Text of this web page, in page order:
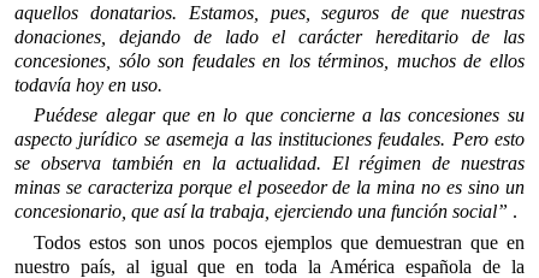
aquellos donatarios. Estamos, pues, seguros de que nuestras
donaciones, dejando de lado el carácter hereditario de las
concesiones, sólo son feudales en los términos, muchos de ellos
todavía hoy en uso.
Puédese alegar que en lo que concierne a las concesiones su
aspecto jurídico se asemeja a las instituciones feudales. Pero esto
se observa también en la actualidad. El régimen de nuestras
minas se caracteriza porque el poseedor de la mina no es sino un
concesiona­rio, que así la trabaja, ejerciendo una función social” .
Todos estos son unos pocos ejemplos que demuestran que en
nuestro país, al igual que en toda la América española de la